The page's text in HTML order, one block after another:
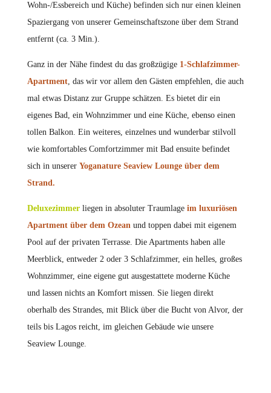
Wohn-/Essbereich und Küche) befinden sich nur einen kleinen
Spaziergang von unserer Gemeinschaftszone über dem Strand
entfernt (ca. 3 Min.).
Ganz in der Nähe findest du das großzügige 1-Schlafzimmer-
Apartment, das wir vor allem den Gästen empfehlen, die auch
mal etwas Distanz zur Gruppe schätzen. Es bietet dir ein
eigenes Bad, ein Wohnzimmer und eine Küche, ebenso einen
tollen Balkon. Ein weiteres, einzelnes und wunderbar stilvoll
wie komfortables Comfortzimmer mit Bad ensuite befindet
sich in unserer Yoganature Seaview Lounge über dem
Strand.
Deluxezimmer liegen in absoluter Traumlage im luxuriösen
Apartment über dem Ozean und toppen dabei mit eigenem
Pool auf der privaten Terrasse. Die Apartments haben alle
Meerblick, entweder 2 oder 3 Schlafzimmer, ein helles, großes
Wohnzimmer, eine eigene gut ausgestattete moderne Küche
und lassen nichts an Komfort missen. Sie liegen direkt
oberhalb des Strandes, mit Blick über die Bucht von Alvor, der
teils bis Lagos reicht, im gleichen Gebäude wie unsere
Seaview Lounge.